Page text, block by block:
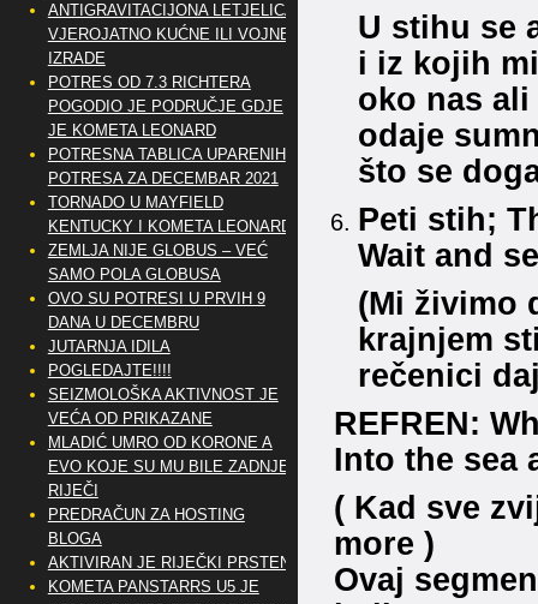
U stihu se
i iz kojih
oko nas
odaje
što se
Peti stih;
Wait and
(Mi živimo
krajnjem
rečenici
REFREN:
Into the sea
( Kad sve
more )
Ovaj
ANTIGRAVITACIJONA LETJELICA
VJEROJATNO KUĆNE ILI VOJNE
IZRADE
POTRES OD 7.3 RICHTERA
POGODIO JE PODRUČJE GDJE
JE KOMETA LEONARD
POTRESNA TABLICA UPARENIH
POTRESA ZA DECEMBAR 2021
TORNADO U MAYFIELD
KENTUCKY I KOMETA LEONARD
ZEMLJA NIJE GLOBUS – VEĆ
SAMO POLA GLOBUSA
OVO SU POTRESI U PRVIH 9
DANA U DECEMBRU
JUTARNJA IDILA
POGLEDAJTE!!!!
SEIZMOLOŠKA AKTIVNOST JE
VEĆA OD PRIKAZANE
MLADIĆ UMRO OD KORONE A
EVO KOJE SU MU BILE ZADNJE
RIJEČI
PREDRAČUN ZA HOSTING
BLOGA
AKTIVIRAN JE RIJEČKI PRSTEN
KOMETA PANSTARRS U5 JE